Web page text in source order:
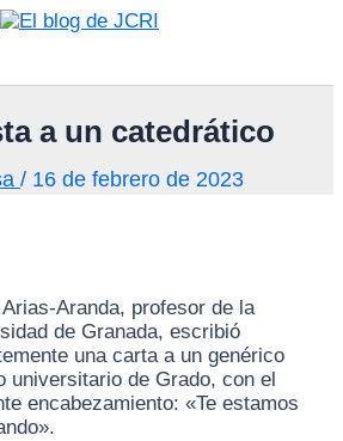
a un catedrático
/ 16 de febrero de 2023
Arias-Aranda, profesor de la
de Granada, escribió
una carta a un genérico
universitario de Grado, con el
encabezamiento: «Te estamos